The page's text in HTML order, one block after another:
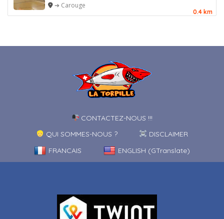
➔ Carouge
0.4 km
CONTACTEZ-NOUS !!!
QUI SOMMES-NOUS ?
DISCLAIMER
FRANCAIS
ENGLISH (GTranslate)